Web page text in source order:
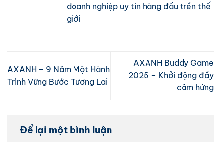
doanh nghiệp uy tín hàng đầu trền thế
giới
AXANH – 9 Năm Một Hành
Trình Vững Bước Tương Lai
AXANH Buddy Game
2025 – Khởi động đầy
cảm hứng
Để lại một bình luận